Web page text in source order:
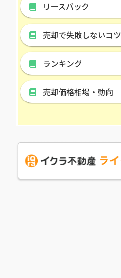
リースバック
売却で失敗しないコツ
ランキング
売却価格相場・動向